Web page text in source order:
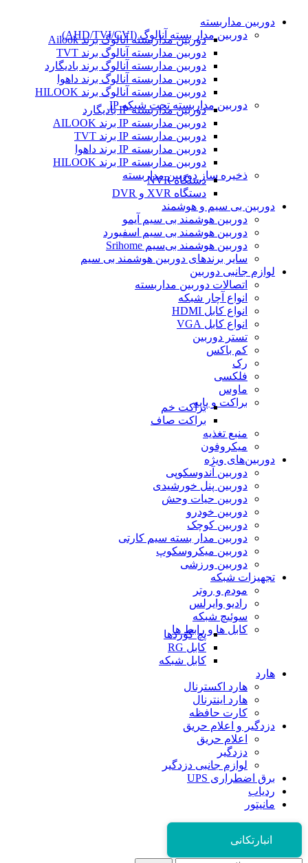
دوربین مداربسته
دوربین مدار بسته آنالوگ (AHD/TVI/CVI)
دوربین مداربسته آنالوگ برند Ailook
دوربین مداربسته آنالوگ برند TVT
دوربین مداربسته آنالوگ برند بادیگارد
دوربین مداربسته آنالوگ برند داهوا
دوربین مداربسته آنالوگ برند HILOOK
دوربین مداربسته تحت شبکه IP
دوربین مداربسته IP بادیگارد
دوربین مداربسته IP برند AILOOK
دوربین مداربسته IP برند TVT
دوربین مداربسته IP برند داهوا
دوربین مداربسته IP برند HILOOK
ذخیره ساز دوربین مداربسته
دستگاه NVR
دستگاه XVR و DVR
دوربین بی سیم و هوشمند
دوربین هوشمند بی سیم آیمو
دوربین هوشمند بی سیم اسفیورد
دوربین هوشمند بی‌سیم Srihome
سایر برندهای دوربین هوشمند بی سیم
لوازم جانبی دوربین
اتصالات دوربین مداربسته
انواع آچار شبکه
انواع کابل HDMI
انواع کابل VGA
تستر دوربین
کم باکس
رک
فلکسی
ماوس
براکت و پایهبراکت خم
براکت صاف
منبع تغذیه
میکروفون
دوربین‌های ویژه
دوربین آندوسکوپی
دوربین پنل خورشیدی
دوربین حیات وحش
دوربین خودرو
دوربین کوچک
دوربین مدار بسته سیم کارتی
دوربین میکروسکوپ
دوربین ورزشی
تجهیزات شبکه
مودم و روتر
رادیو وایرلس
سوئیچ شبکه
کابل ها و رابط ها
پچ کوردها
کابل RG
کابل شبکه
هارد
هارد اکسترنال
هارد اینترنال
کارت حافظه
دزدگیر و اعلام حریق
اعلام حریق
دزدگیر
لوازم جانبی دزدگیر
برق اضطراری UPS
ردیاب
مانیتور
انبارتکانی